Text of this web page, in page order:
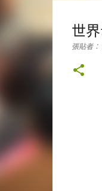
世
張貼者：